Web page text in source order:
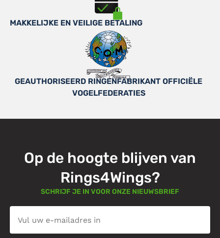
MAKKELIJKE EN VEILIGE BETALING
GEAUTHORISEERD RINGENFABRIKANT OFFICIËLE
VOGELFEDERATIES
Op de hoogte blijven van
Rings4Wings?
SCHRIJF JE IN VOOR ONZE NIEUWSBRIEF